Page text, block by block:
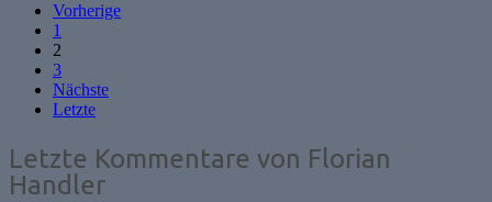
Vorherige
1
2
3
Nächste
Letzte
Letzte Kommentare von Florian
Handler